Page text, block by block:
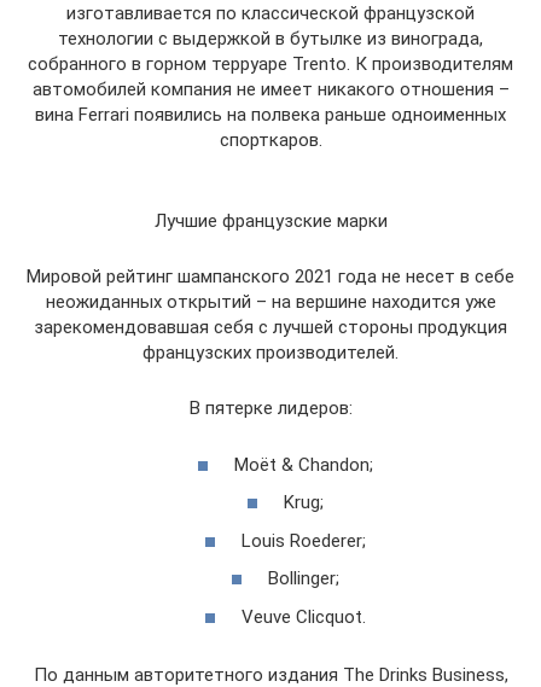
изготавливается по классической французской
технологии с выдержкой в бутылке из винограда,
собранного в горном терруаре Trento. К производителям
автомобилей компания не имеет никакого отношения –
вина Ferrari появились на полвека раньше одноименных
спорткаров.
Лучшие французские марки
Мировой рейтинг шампанского 2021 года не несет в себе
неожиданных открытий – на вершине находится уже
зарекомендовавшая себя с лучшей стороны продукция
французских производителей.
В пятерке лидеров:
Moët & Chandon;
Krug;
Louis Roederer;
Bollinger;
Veuve Clicquot.
По данным авторитетного издания The Drinks Business,